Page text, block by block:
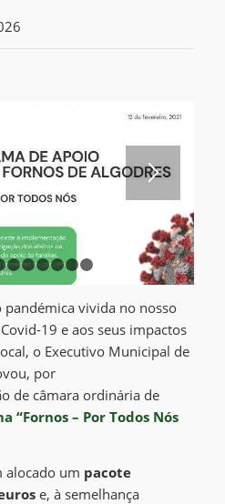
1 2 3 4 7 8 9 10
pandémica vivida no nosso
19 e aos seus impactos
o Executivo Municipal de
, por
de câmara ordinária de
“Fornos – Por Todos Nós
alocado um pacote
e, à semelhança